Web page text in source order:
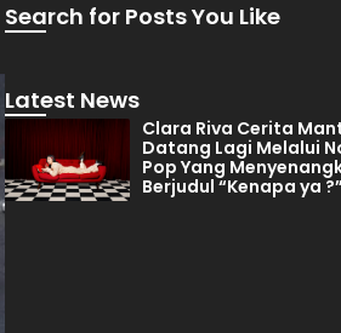
Search for Posts You Like
Latest News
Clara Riva Cerita
Datang Lagi Melalui
Pop Yang
Berjudul “Kenapa ya ?”